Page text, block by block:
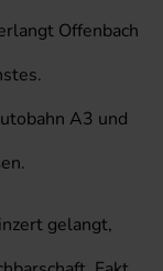
Offenbach
A3 und
gelangt,